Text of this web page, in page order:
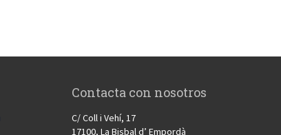
Contacta con nosotros
C/ Coll i Vehí, 17
17100, La Bisbal d’ Empordà